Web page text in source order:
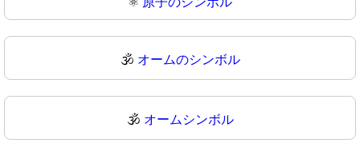
🕉️ オームのシンボル
🕉 オームシンボル